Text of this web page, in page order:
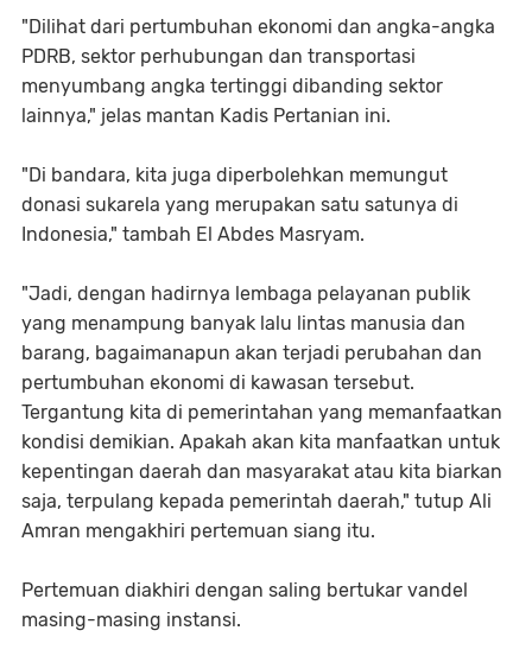
"Dilihat dari pertumbuhan ekonomi dan angka-angka
PDRB, sektor perhubungan dan transportasi
menyumbang angka tertinggi dibanding sektor
lainnya," jelas mantan Kadis Pertanian ini.
"Di bandara, kita juga diperbolehkan memungut
donasi sukarela yang merupakan satu satunya di
Indonesia," tambah El Abdes Masryam.
"Jadi, dengan hadirnya lembaga pelayanan publik
yang menampung banyak lalu lintas manusia dan
barang, bagaimanapun akan terjadi perubahan dan
pertumbuhan ekonomi di kawasan tersebut.
Tergantung kita di pemerintahan yang memanfaatkan
kondisi demikian. Apakah akan kita manfaatkan untuk
kepentingan daerah dan masyarakat atau kita biarkan
saja, terpulang kepada pemerintah daerah," tutup Ali
Amran mengakhiri pertemuan siang itu.
Pertemuan diakhiri dengan saling bertukar vandel
masing-masing instansi.